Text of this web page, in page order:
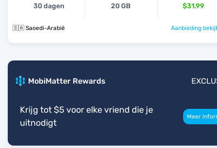
30 dagen 20 GB $31.99
🇸🇦 Saoedi-Arabië Aanbieding
MobiMatter Rewards
Krijg tot $5 voor elke vriend die je
uitnodigt
Meer